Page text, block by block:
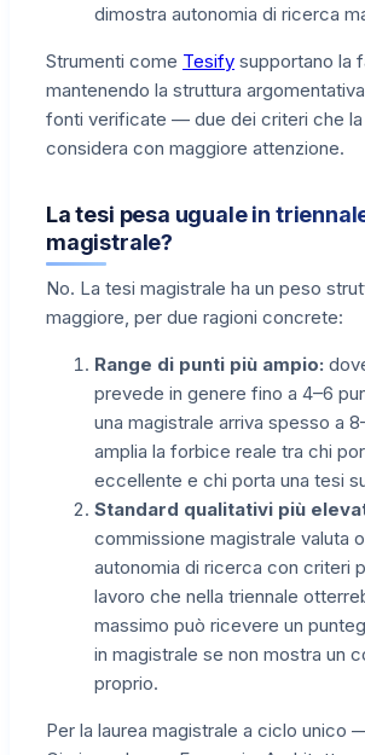
dimostra autonomia di ricerca
Strumenti come Tesify supportano la
mantenendo la struttura
fonti verificate — due dei criteri che
considera con maggiore attenzione.
La tesi pesa uguale in
magistrale?
No. La tesi magistrale ha un peso
maggiore, per due ragioni concrete:
Range di punti più ampio:
prevede in genere fino a 4–6
una magistrale arriva spesso a
amplia la forbice reale tra chi
eccellente e chi porta una tesi
Standard qualitativi più
commissione magistrale valuta
autonomia di ricerca con criteri
lavoro che nella triennale
massimo può ricevere un
in magistrale se non mostra un
proprio.
Per la laurea magistrale a ciclo unico